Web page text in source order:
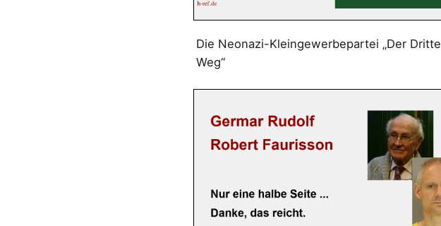
Die Neonazi-Kleingewerbepartei „Der Dritte
Weg“